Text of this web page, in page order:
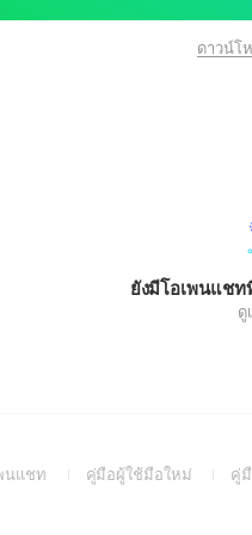
ดาวน์โ
ยังมีโอเพนแช
ดู
นแชท
(Openคู่มือผู้ใช้มือใหม่
(Open
คู่